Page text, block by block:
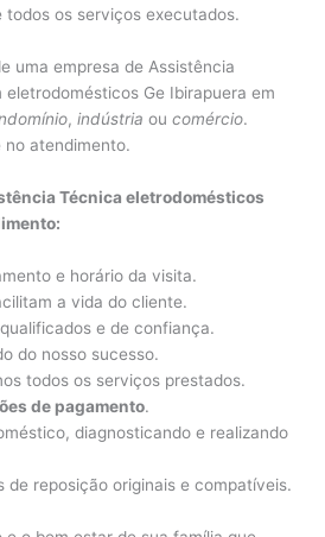
todos os serviços executados.
uma empresa de Assistência
Ge Ibirapuera em
,indústria oucomércio.
no atendimento.
Técnica eletrodomésticos
e horário da visita.
a vida do cliente.
e de confiança.
do nosso sucesso.
todos os serviços prestados.
de pagamento.
diagnosticando e realizando
de reposição originais e compatíveis.